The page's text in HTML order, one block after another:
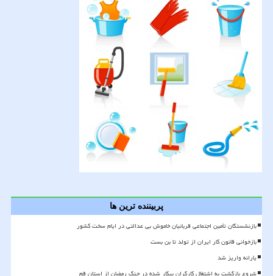
پربیننده ترین ها
بازنشستگان تأمین اجتماعی قربانیان خاموش بی عدالتی در ایام سخت کشور
بازخوانی قانون کار ایران از تولد تا بن بست
یارانه واریز شد